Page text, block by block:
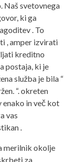
Naš svetovnega
ki ga
. To
, amper izvirati
kreditno
postaja, ki je
služba je bila “
“. okreten
enako in več kot
vas
.
merilnik okolje
za